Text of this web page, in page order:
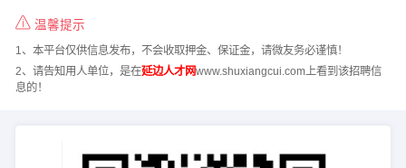
温馨提示
1、本平台仅供信息发布，不会收取押金、保证金，请微友务必谨慎！
2、请告知用人单位，是在延边人才网www.shuxiangcui.com上看到该招聘信
息的！